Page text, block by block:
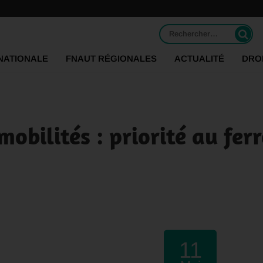
Rechercher :
FNAUT RÉGIONALES ACTUALITÉ
: priorité au
11